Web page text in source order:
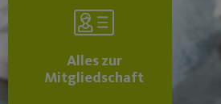
Alles zur
Mitgliedschaft